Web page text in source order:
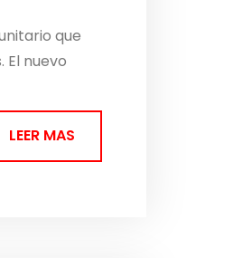
que
El nuevo
LEER MAS